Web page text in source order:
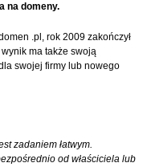
na domeny.
.pl, rok 2009 zakończył
ma także swoją
swojej firmy lub nowego
zadaniem łatwym.
od właściciela lub